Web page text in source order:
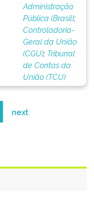
Administração
Pública (Brasil);
Controladoria-
Geral da União
(CGU); Tribunal
de Contas da
União (TCU)
next